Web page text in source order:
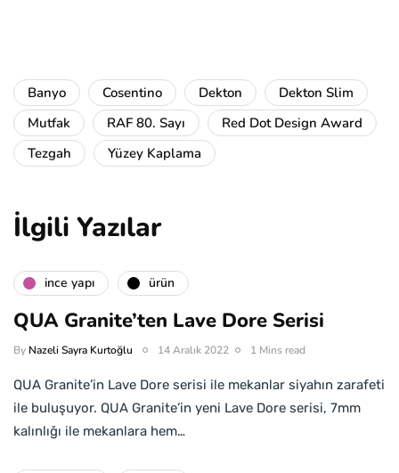
Banyo Cosentino Dekton
Dekton Slim
Mutfak
RAF 80. Sayı
Red Dot Design Award
Tezgah
Yüzey Kaplama
İlgili Yazılar
i̇nce yapı ürün
QUA Granite’ten Lave Dore Serisi
By Nazeli Sayra Kurtoğlu 14 Aralık 2022 1 Mins read
QUA Granite’in Lave Dore serisi ile mekanlar siyahın zarafeti
ile buluşuyor. QUA Granite’in yeni Lave Dore serisi, 7mm
kalınlığı ile mekanlara hem…